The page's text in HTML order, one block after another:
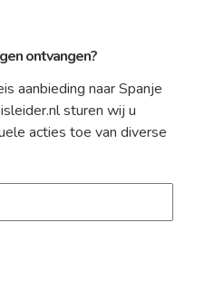
ontvangen?
aanbieding naar Spanje
sturen wij u
acties toe van diverse